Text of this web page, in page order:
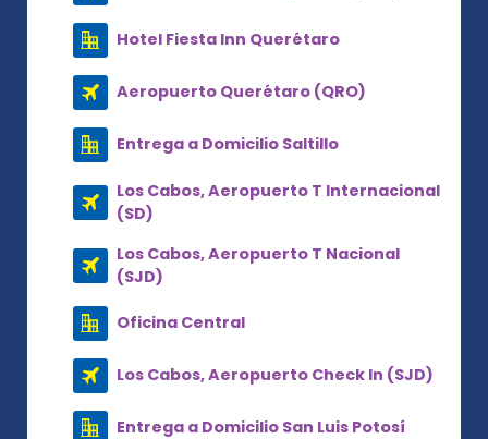
Hotel Fiesta Inn Querétaro
Aeropuerto Querétaro (QRO)
Entrega a Domicilio Saltillo
Los Cabos, Aeropuerto T Internacional
(SD)
Los Cabos, Aeropuerto T Nacional
(SJD)
Oficina Central
Los Cabos, Aeropuerto Check In (SJD)
Entrega a Domicilio San Luis Potosí